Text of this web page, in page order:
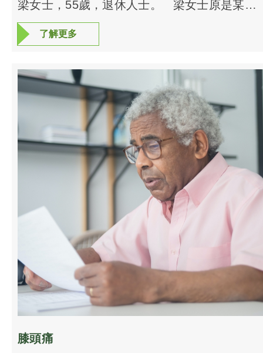
梁女士，55歲，退休人士。 梁女士原是某大
機構經理，每天在冷氣間對著電腦，工作8-9小
時，七年前忽然頸梗膊痛，屢醫無效，唯有辭
醫，一個整脊師，一個物理治療師或一次推
拿。六年下來，情況未有好轉，經朋友介紹，
來做全身艾灸及拔罐。經過一小時的治療後，
梁女士走出房間，突然驚叫，原來六年多來，
這是她的第一次，把頭部向左轉。 三天後覆
診，梁女士在治療後又驚叫，原來這又是她六
年來的第一次，可以把頭部自由左右轉動。
了解更多
了解更多
膝頭痛